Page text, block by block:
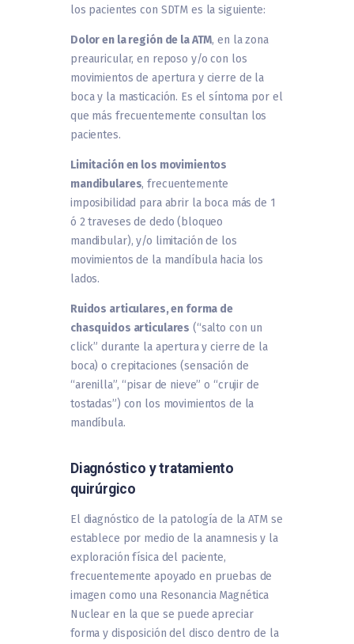
los pacientes con SDTM es la siguiente:
Dolor en la región de la ATM, en la zona
preauricular, en reposo y/o con los
movimientos de apertura y cierre de la
boca y la masticación. Es el síntoma por el
que más frecuentemente consultan los
pacientes.
Limitación en los movimientos
mandibulares, frecuentemente
imposibilidad para abrir la boca más de 1
ó 2 traveses de dedo (bloqueo
mandibular), y/o limitación de los
movimientos de la mandíbula hacia los
lados.
Ruidos articulares, en forma de
chasquidos articulares (“salto con un
click” durante la apertura y cierre de la
boca) o crepitaciones (sensación de
“arenilla”, “pisar de nieve” o “crujir de
tostadas”) con los movimientos de la
mandíbula.
Diagnóstico y tratamiento
quirúrgico
El diagnóstico de la patología de la ATM se
establece por medio de la anamnesis y la
exploración física del paciente,
frecuentemente apoyado en pruebas de
imagen como una Resonancia Magnética
Nuclear en la que se puede apreciar
forma y disposición del disco dentro de la